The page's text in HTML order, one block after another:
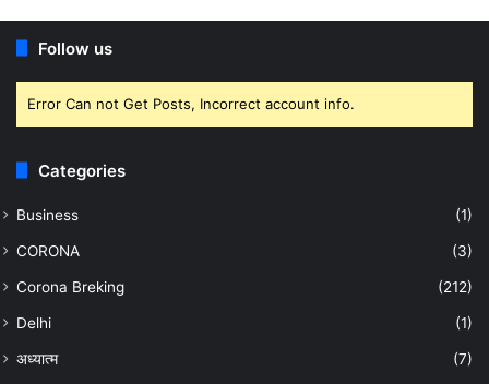
Follow us
Error Can not Get Posts, Incorrect account info.
Categories
Business (1)
CORONA (3)
Corona Breking (212)
Delhi (1)
अध्यात्म (7)